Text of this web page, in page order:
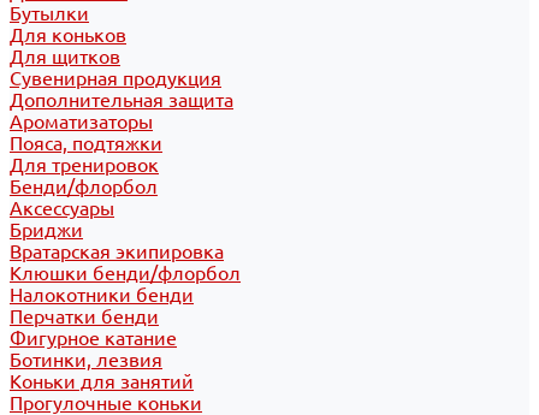
Бутылки
Для коньков
Для щитков
Сувенирная продукция
Дополнительная защита
Ароматизаторы
Пояса, подтяжки
Для тренировок
Бенди/флорбол
Аксессуары
Бриджи
Вратарская экипировка
Клюшки бенди/флорбол
Налокотники бенди
Перчатки бенди
Фигурное катание
Ботинки, лезвия
Коньки для занятий
Прогулочные коньки